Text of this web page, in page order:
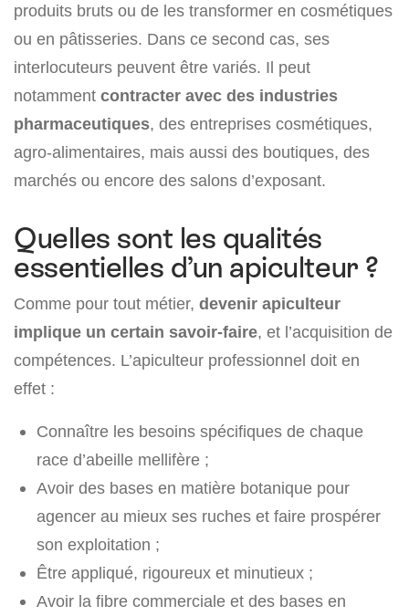
produits bruts ou de les transformer en cosmétiques
ou en pâtisseries. Dans ce second cas, ses
interlocuteurs peuvent être variés. Il peut
notamment contracter avec des industries
pharmaceutiques, des entreprises cosmétiques,
agro-alimentaires, mais aussi des boutiques, des
marchés ou encore des salons d’exposant.
Quelles sont les qualités
essentielles d’un apiculteur ?
Comme pour tout métier, devenir apiculteur
implique un certain savoir-faire, et l’acquisition de
compétences. L’apiculteur professionnel doit en
effet :
Connaître les besoins spécifiques de chaque
race d’abeille mellifère ;
Avoir des bases en matière botanique pour
agencer au mieux ses ruches et faire prospérer
son exploitation ;
Être appliqué, rigoureux et minutieux ;
Avoir la fibre commerciale et des bases en